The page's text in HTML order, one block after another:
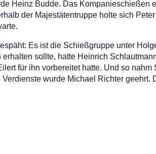
Heinz Budde. Das Kompanieschießen
der Majestätentruppe holte sich
Es ist die Schießgruppe unter
sollte, hatte Heinrich
für ihn vorbereitet hatte. Und so nahm
wurde Michael Richter geehrt.